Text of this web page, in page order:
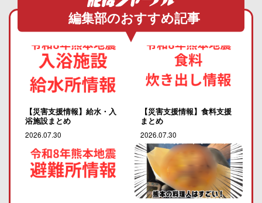
編集部のおすすめ記事
【災害支援情報】給水・入
浴施設まとめ
2026.07.30
【災害支援情報】食料支援
まとめ
2026.07.30